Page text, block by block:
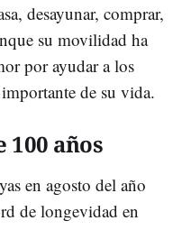
desayunar, comprar,
su movilidad ha
por ayudar a los
de su vida.
100 años
en agosto del año
de longevidad en